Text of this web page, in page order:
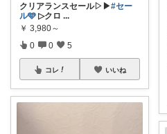
クリアランスセール▷▶︎#セー
ル🩵 ▷クロ ...
￥ 3,980～
0 0 5
コレ いいね